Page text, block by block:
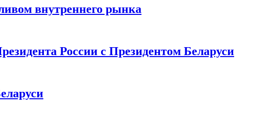
внутреннего рынка
России с Президентом Беларуси